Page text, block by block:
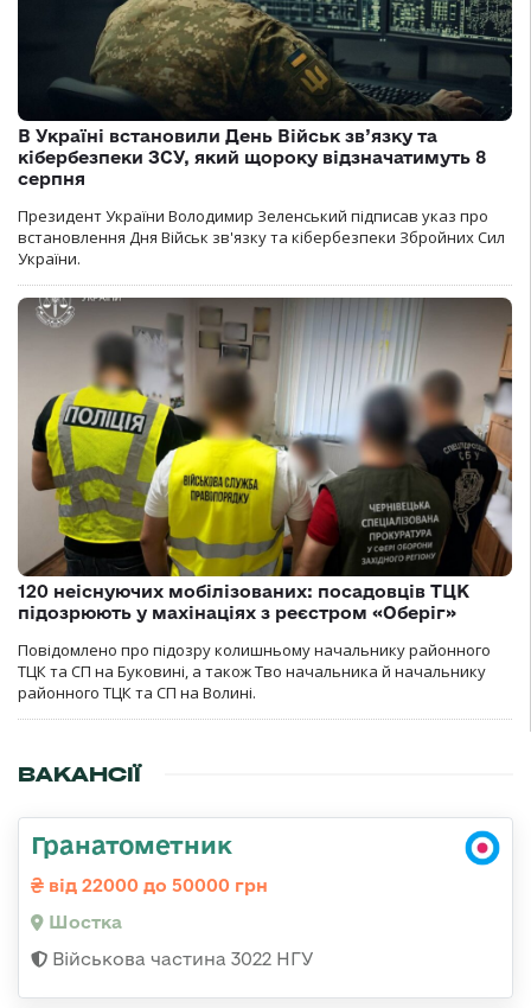
В Україні встановили День Військ зв’язку та
кібербезпеки ЗСУ, який щороку відзначатимуть 8
серпня
Президент України Володимир Зеленський підписав указ про
встановлення Дня Військ зв'язку та кібербезпеки Збройних Сил
України.
120 неіснуючих мобілізованих: посадовців ТЦК
підозрюють у махінаціях з реєстром «Оберіг»
Повідомлено про підозру колишньому начальнику районного
ТЦК та СП на Буковині, а також Тво начальника й начальнику
районного ТЦК та СП на Волині.
ВАКАНСІЇ
Гранатометник
від 22000 до 50000 грн
Шостка
Військова частина 3022 НГУ